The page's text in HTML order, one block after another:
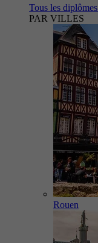
Tous les diplômes
PAR VILLES
Rouen